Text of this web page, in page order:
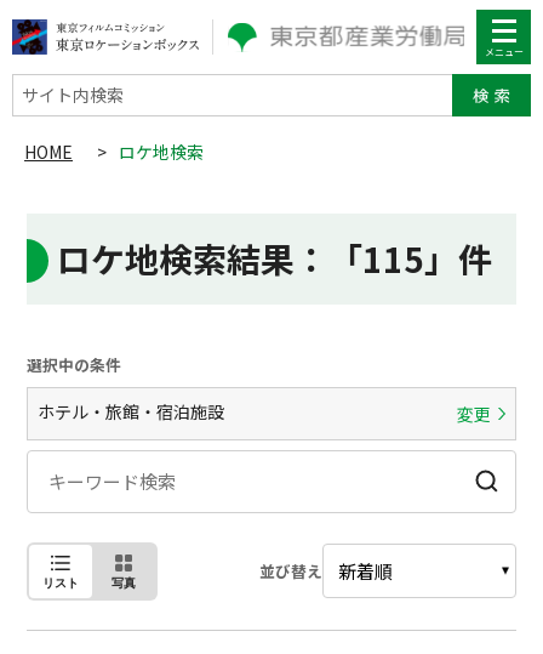
サイト内検索
HOME > ロケ地検索
ロケ地検索結果 ：「115」件
選択中の条件
ホテル・旅館・宿泊施設
リスト 写真
並び替え